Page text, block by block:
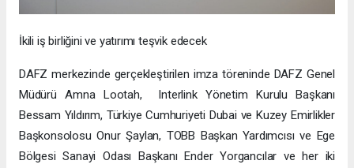
İkili iş birliğini ve yatırımı teşvik edecek
DAFZ merkezinde gerçekleştirilen imza töreninde DAFZ Genel
Müdürü Amna Lootah, Interlink Yönetim Kurulu Başkanı
Bessam Yıldırım, Türkiye Cumhuriyeti Dubai ve Kuzey Emirlikler
Başkonsolosu Onur Şaylan, TOBB Başkan Yardımcısı ve Ege
Bölgesi Sanayi Odası Başkanı Ender Yorgancılar ve her iki